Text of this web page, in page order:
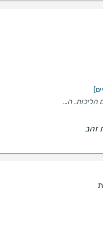
קודם כל נתקלתי ברופא סופר מקצועי. נעים הליכות. התקבלתי בחיוך מה שנדיר במחוזותינו על אף שהייתי האחרונה בתור. תודה רבה על שירות מקצועי.
זהב